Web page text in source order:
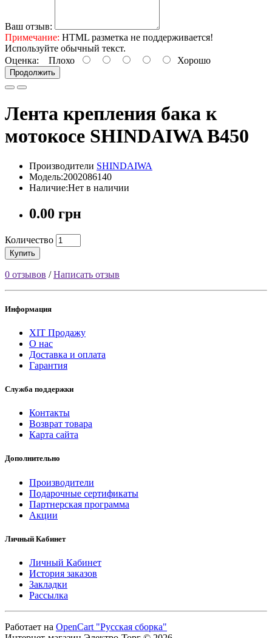
Ваш отзыв:
Примечание: HTML разметка не поддерживается!
Используйте обычный текст.
Оценка: Плохо Хорошо
Продолжить
Лента крепления бака к
мотокосе SHINDAIWA В450
Производители SHINDAIWA
Модель:2002086140
Наличие:Нет в наличии
0.00 грн
Количество
Купить
0 отзывов /Написать отзыв
Информация
ХІТ Продажу
О нас
Доставка и оплата
Гарантия
Служба поддержки
Контакты
Возврат товара
Карта сайта
Дополнительно
Производители
Подарочные сертификаты
Партнерская программа
Акции
Личный Кабинет
Личный Кабинет
История заказов
Закладки
Рассылка
Работает на OpenCart "Русская сборка"